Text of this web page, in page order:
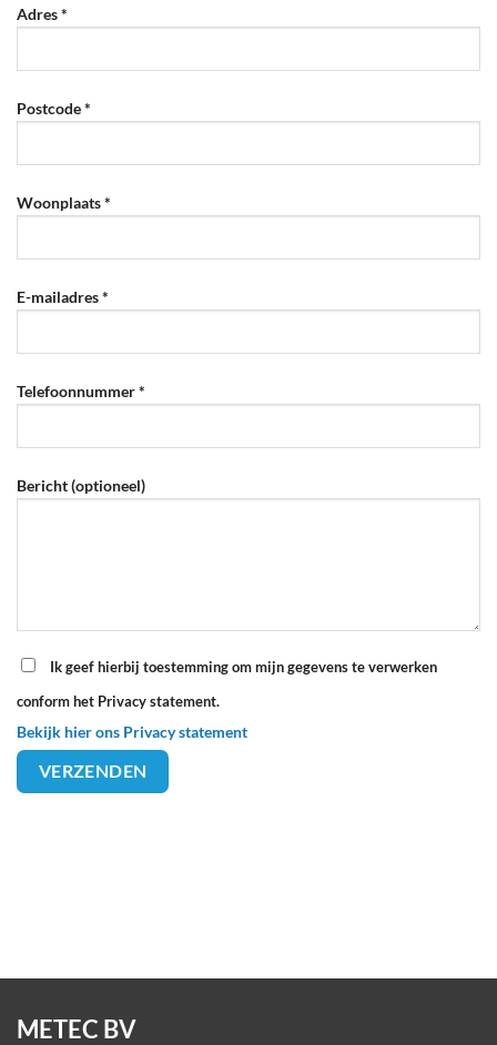
Adres *
Postcode *
Woonplaats *
E-mailadres *
Telefoonnummer *
Bericht (optioneel)
Ik geef hierbij toestemming om mijn gegevens te verwerken
conform het Privacy statement.
Bekijk hier ons Privacy statement
METEC BV